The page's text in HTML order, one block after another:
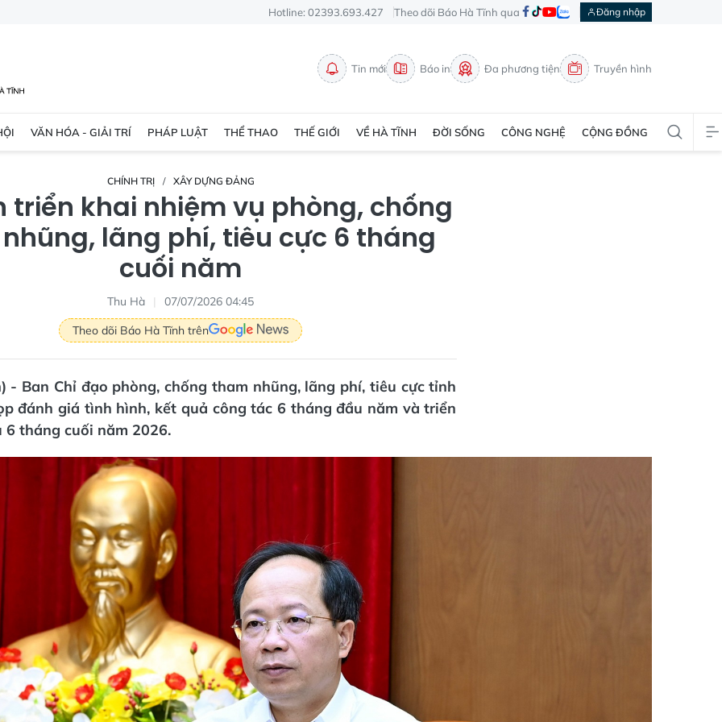
Hotline: 02393.693.427 Theo dõi Báo Hà Tĩnh qua Đăng nhập
Tin mới Báo in Đa phương tiện Truyền hình
VĂN HÓA - GIẢI TRÍ PHÁP LUẬT THỂ THAO THẾ GIỚI VỀ HÀ TĨNH ĐỜI SỐNG CÔNG NGHỆ CỘNG ĐỒNG
CHÍNH TRỊ XÂY DỰNG ĐẢNG
triển khai nhiệm vụ phòng, chống
lãng phí, tiêu cực 6 tháng
cuối năm
Thu Hà
07/07/2026 04:45
Theo dõi Báo Hà Tĩnh trên
- Ban Chỉ đạo phòng, chống tham nhũng, lãng phí, tiêu cực tỉnh
đánh giá tình hình, kết quả công tác 6 tháng đầu năm và triển
6 tháng cuối năm 2026.